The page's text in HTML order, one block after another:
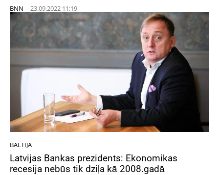
BNN - 23.09.2022 11:19
BALTIJA
Latvijas Bankas prezidents: Ekonomikas
recesija nebūs tik dziļa kā 2008.gadā